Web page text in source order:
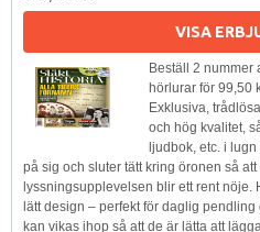
VISA
Beställ 2 nummer
hörlurar för 99,50
Exklusiva,
och hög kvalitet,
ljudbok, etc. i
på sig och sluter tätt kring öronen så
lyssningsupplevelsen blir ett rent
lätt design – perfekt för daglig
kan vikas ihop så att de är lätta att